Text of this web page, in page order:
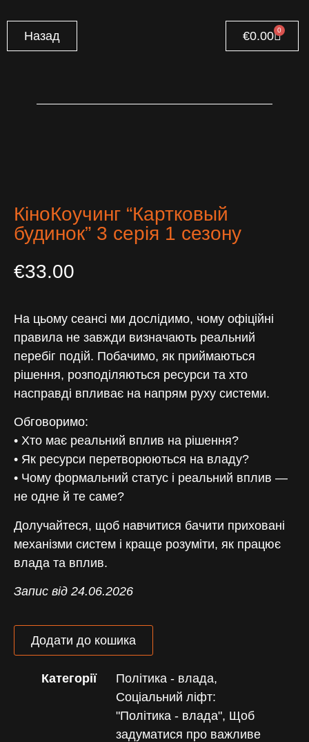
Назад €0.00 0
КіноКоучинг “Картковый
будинок” 3 серія 1 сезону
€33.00
На цьому сеансі ми дослідимо, чому офіційні
правила не завжди визначають реальний
перебіг подій. Побачимо, як приймаються
рішення, розподіляються ресурси та хто
насправді впливає на напрям руху системи.
Обговоримо:
• Хто має реальний вплив на рішення?
• Як ресурси перетворюються на владу?
• Чому формальний статус і реальний вплив —
не одне й те саме?
Долучайтеся, щоб навчитися бачити приховані
механізми систем і краще розуміти, як працює
влада та вплив.
Запис від 24.06.2026
Додати до кошика
Категорії Політика - влада,
Соціальний ліфт:
"Політика - влада", Щоб
задуматися про важливе